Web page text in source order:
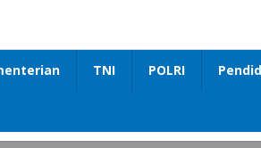
TNI POLRI